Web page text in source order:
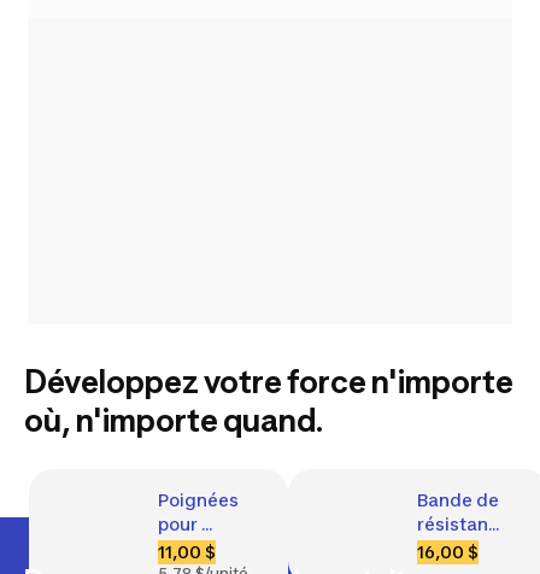
Développez votre force n'importe
où, n'importe quand.
Poignées
pour
bandes
11,00 $
Bande de
résistance
20 kg
16,00 $